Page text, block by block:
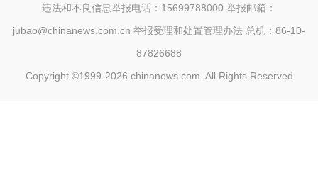
违法和不良信息举报电话：15699788000 举报邮箱：
jubao@chinanews.com.cn 举报受理和处置管理办法 总机：86-10-
87826688
Copyright ©1999-2026 chinanews.com. All Rights Reserved